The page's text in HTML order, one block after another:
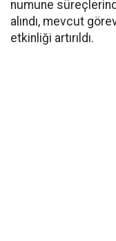
numune
alındı, mevcut
etkinliği artırıldı.